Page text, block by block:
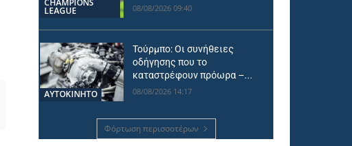
CHAMPIONS
LEAGUE 08/08/2026 09:40
ΑΥΤΟΚΙΝΗΤΟ
Τούρμπο: Οι συνήθειες
οδήγησης που το
καταστρέφουν πρόωρα –...
08/08/2026 14:17
Φόρτωση περισσοτέρων